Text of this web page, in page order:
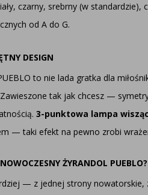
czarny, srebrny (w
od A do G.
DESIGN
to nie lada gratka dla
tak jak chcesz —
3-punktowa lampa
— taki efekt na pewno zrobi
ŻYRANDOL PUEBLO?
— z jednej strony